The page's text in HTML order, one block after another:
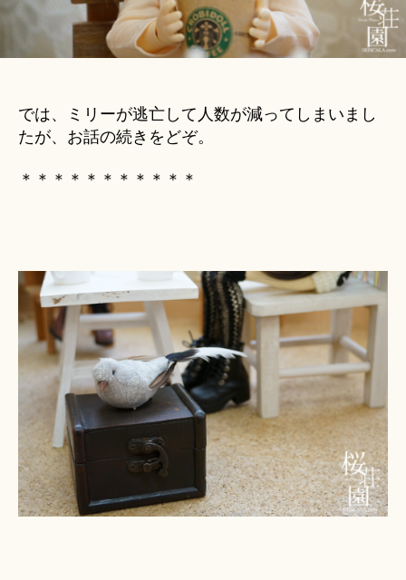
話
劇
場
では、ミリーが逃亡して人数が減ってしまいまし
たが、お話の続きをどぞ。
＊＊＊＊＊＊＊＊＊＊＊